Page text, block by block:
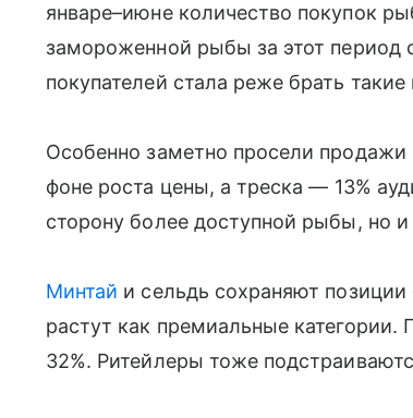
январе–июне количество покупок
замороженной рыбы за этот период
покупателей стала реже брать
Особенно заметно просели продажи
фоне роста цены, а треска — 13%
сторону более доступной рыбы, но
Минтай и сельдь сохраняют позиции
растут как премиальные
32%. Ритейлеры тоже